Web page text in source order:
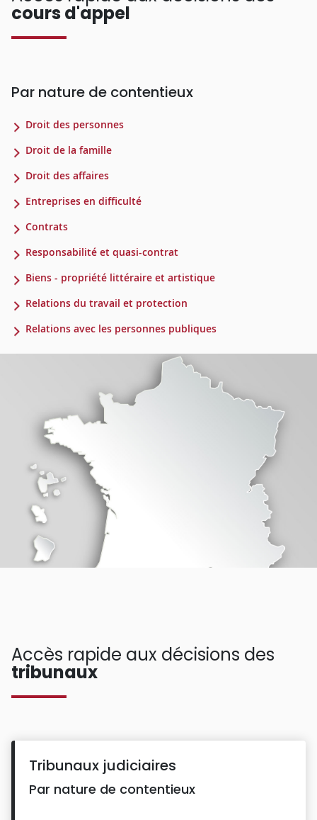
cours d'appel
Par nature de contentieux
Droit des personnes
Droit de la famille
Droit des affaires
Entreprises en difficulté
Contrats
Responsabilité et quasi-contrat
Biens - propriété littéraire et artistique
Relations du travail et protection
Relations avec les personnes publiques
Accès rapide aux décisions des
tribunaux
Tribunaux judiciaires
Par nature de contentieux